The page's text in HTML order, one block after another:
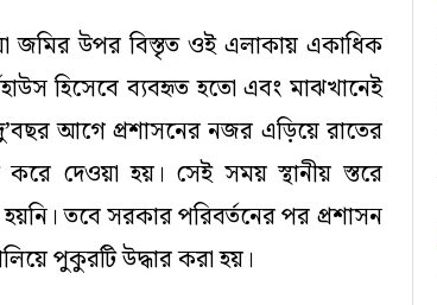
জমির উপর বিস্তৃত ওই এলাকায় একাধিক
হিসেবে ব্যবহৃত হতো এবং মাঝখানেই
আগে প্রশাসনের নজর এড়িয়ে রাতের
দেওয়া হয়। সেই সময় স্থানীয় স্তরে
তবে সরকার পরিবর্তনের পর প্রশাসন
পুকুরটি উদ্ধার করা হয়।